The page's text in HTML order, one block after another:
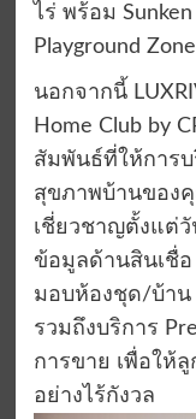
ไร่ พร้อม
Playground
นอกจากนี้
Home Club by
สัมพันธ์ที่ให้การ
สุขภาพบ้านของ
เชี่ยวชาญตั้งแต่วั
ข้อมูลด้านสินเชื่
มอบห้องชุด/บ้าน
รวมถึงบริการ
การขาย เพื่อให้
อย่างไร้กังวล